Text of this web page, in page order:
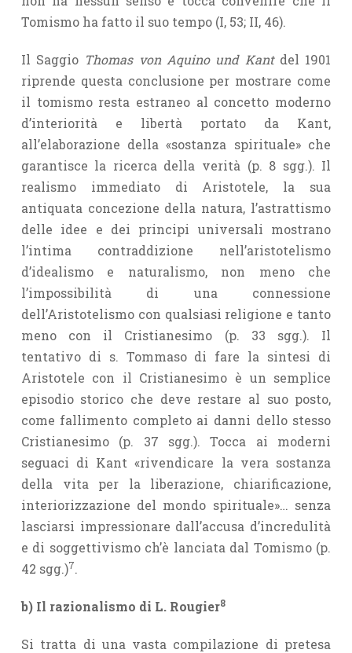
Tomismo ha fatto il suo tempo (I, 53; II, 46).
Il Saggio Thomas von Aquino und Kantdel 1901
riprende questa conclusione per mostrare come
il tomismo resta estraneo al concetto moderno
d’interiorità e libertà portato da Kant,
all’elaborazione della «sostanza spirituale» che
garantisce la ricerca della verità (p. 8 sgg.). Il
realismo immediato di Aristotele, la sua
antiquata concezione della natura, l’astrattismo
delle idee e dei principi universali mostrano
l’intima contraddizione nell’aristotelismo
d’idealismo e naturalismo, non meno che
l’impossibilità di una connessione
dell’Aristotelismo con qualsiasi religione e tanto
meno con il Cristianesimo (p. 33 sgg.). Il
tentativo di s. Tommaso di fare la sintesi di
Aristotele con il Cristianesimo è un semplice
episodio storico che deve restare al suo posto,
come fallimento completo ai danni dello stesso
Cristianesimo (p. 37 sgg.). Tocca ai moderni
seguaci di Kant «rivendicare la vera sostanza
della vita per la liberazione, chiarificazione,
interiorizzazione del mondo spirituale»… senza
lasciarsi impressionare dall’accusa d’incredulità
e di soggettivismo ch’è lanciata dal Tomismo (p.
42 sgg.)7.
b) Il razionalismo di L. Rougier8
Si tratta di una vasta compilazione di pretesa